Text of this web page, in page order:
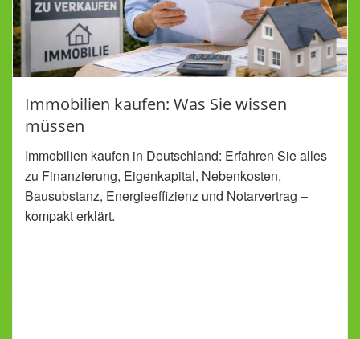
Immobilien kaufen: Was Sie wissen
müssen
Immobilien kaufen in Deutschland: Erfahren Sie alles
zu Finanzierung, Eigenkapital, Nebenkosten,
Bausubstanz, Energieeffizienz und Notarvertrag –
kompakt erklärt.